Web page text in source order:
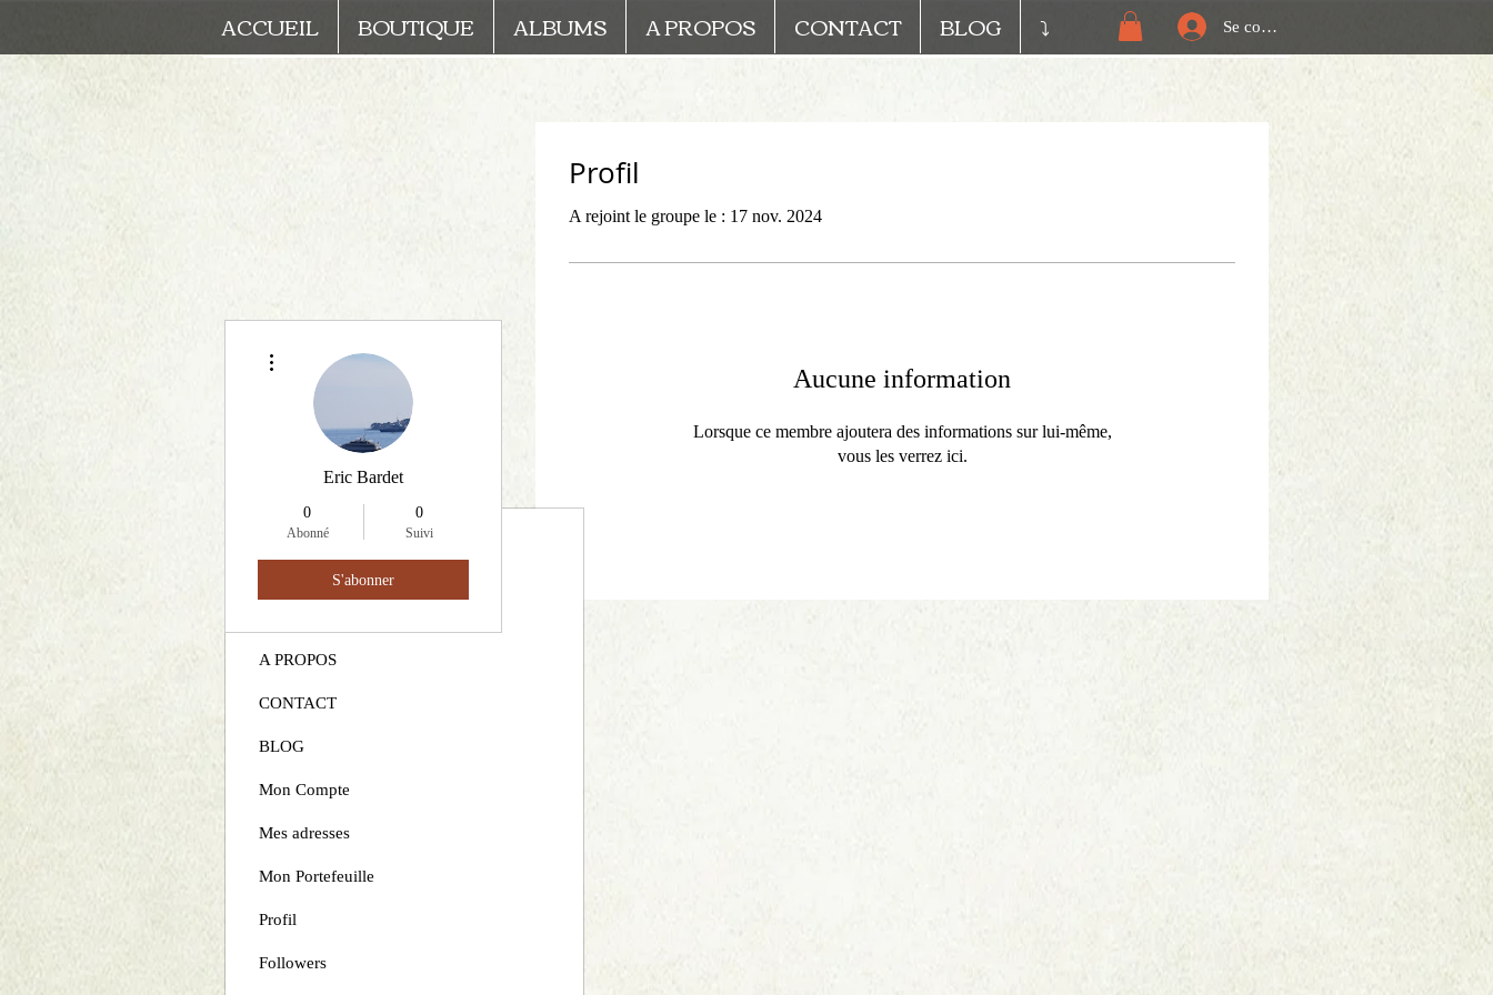
ACCUEIL BOUTIQUE ALBUMS A PROPOS CONTACT BLOG ⤵️ Se connecter
Profil
A rejoint le groupe le : 17 nov. 2024
Aucune information
Lorsque ce membre ajoutera des informations sur lui-même,
vous les verrez ici.
ACCUEIL
BOUTIQUE
A PROPOS
CONTACT
BLOG
Mon Compte
Mes adresses
Mon Portefeuille
Profil
Followers
Eric Bardet
0
Abonné
0
Suivi
S'abonner